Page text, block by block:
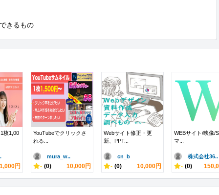
きるもの
枚1,00
1,000円
YouTubeでクリックさ
れる...
mura_w..
- (0) 10,000円
Webサイト修正・更
新、PPT...
cn_b
- (0) 10,000円
WEBサイト/映像/
マ...
株式会社36..
- (0)